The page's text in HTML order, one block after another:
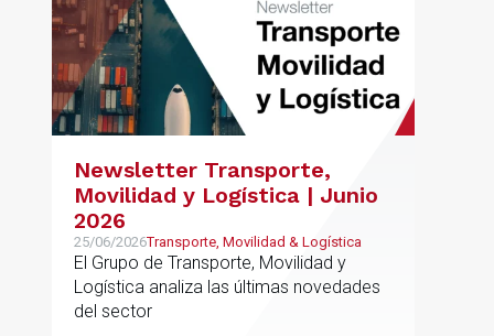
Newsletter Transporte,
Movilidad y Logística | Junio
2026
25/06/2026Transporte, Movilidad & Logística
El Grupo de Transporte, Movilidad y
Logística analiza las últimas novedades
del sector